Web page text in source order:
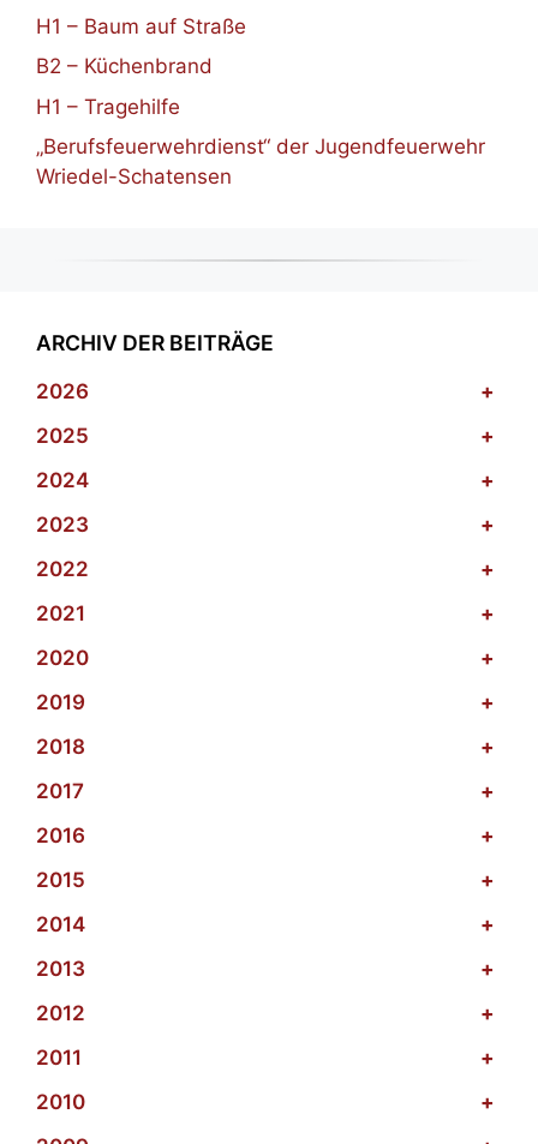
H1 – Baum auf Straße
B2 – Küchenbrand
H1 – Tragehilfe
„Berufsfeuerwehrdienst“ der Jugendfeuerwehr
Wriedel-Schatensen
ARCHIV DER BEITRÄGE
2026
+
2025
+
2024
+
2023
+
2022
+
2021
+
2020
+
2019
+
2018
+
2017
+
2016
+
2015
+
2014
+
2013
+
2012
+
2011
+
2010
+